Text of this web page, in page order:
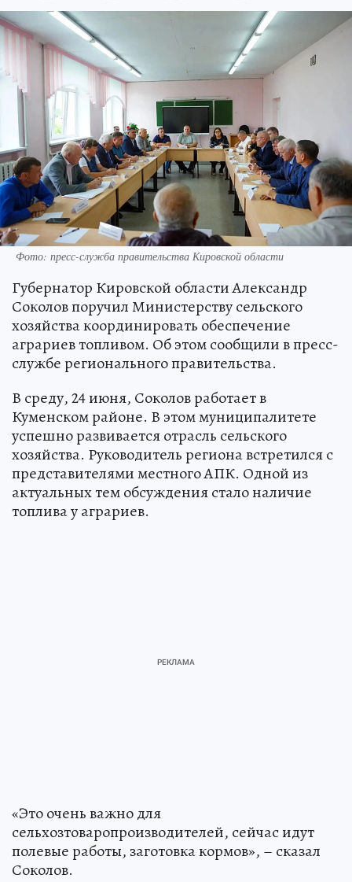
Фото: пресс-служба правительства Кировской области
Губернатор Кировской области Александр
Соколов поручил Министерству сельского
хозяйства координировать обеспечение
аграриев топливом. Об этом сообщили в пресс-
службе регионального правительства.
В среду, 24 июня, Соколов работает в
Куменском районе. В этом муниципалитете
успешно развивается отрасль сельского
хозяйства. Руководитель региона встретился с
представителями местного АПК. Одной из
актуальных тем обсуждения стало наличие
топлива у аграриев.
«Это очень важно для
сельхозтоваропроизводителей, сейчас идут
полевые работы, заготовка кормов», – сказал
Соколов.